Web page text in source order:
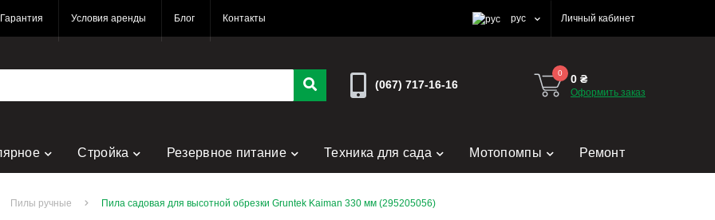
Гарантия Условия аренды Блог Контакты рус Личный кабинет
(067) 717-16-16
0 0 ₴
Оформить заказ
Стройка Резервное питание Техника для сада Мотопомпы Ремонт
Пилы ручные Пила садовая для высотной обрезки Gruntek Kaiman 330 мм (295205056)